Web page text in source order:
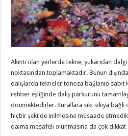
Akıntı olan yerlerde tekne, yukarıdan
noktasından toplamaktadır. Bunun dışında
dalışlarda tekneler tonoza bağlanıp sabit
rehber eşliğinde dalış parkurunu
dönmektedirler. Kurallara sıkı sıkıya
hiçbir şekilde inilmesine müsaade
daima mesafeli olunmasına da çok